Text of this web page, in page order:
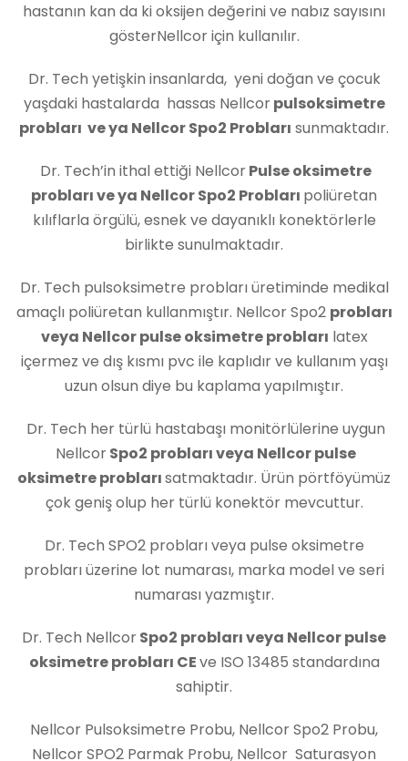
hastanın kan da ki oksijen değerini ve nabız sayısını
gösterNellcor için kullanılır.
Dr. Tech yetişkin insanlarda, yeni doğan ve çocuk
yaşdaki hastalarda hassas Nellcorpulsoksimetre
probları ve ya Nellcor Spo2 Probları sunmaktadır.
Dr. Tech’in ithal ettiği NellcorPulse oksimetre
probları ve ya Nellcor Spo2 Probları poliüretan
kılıflarla örgülü, esnek ve dayanıklı konektörlerle
birlikte sunulmaktadır.
Dr. Tech pulsoksimetre probları üretiminde medikal
amaçlı poliüretan kullanmıştır. Nellcor Spo2 probları
veya Nellcor pulse oksimetre probları latex
içermez ve dış kısmı pvc ile kaplıdır ve kullanım yaşı
uzun olsun diye bu kaplama yapılmıştır.
Dr. Tech her türlü hastabaşı monitörlülerine uygun
NellcorSpo2 probları veya Nellcor pulse
oksimetre problarısatmaktadır. Ürün pörtföyümüz
çok geniş olup her türlü konektör mevcuttur.
Dr. Tech SPO2 probları veya pulse oksimetre
probları üzerine lot numarası, marka model ve seri
numarası yazmıştır.
Dr. Tech NellcorSpo2 probları veya Nellcor pulse
oksimetre probları CEve ISO 13485 standardına
sahiptir.
Nellcor Pulsoksimetre Probu, Nellcor Spo2 Probu,
Nellcor SPO2 Parmak Probu, Nellcor Saturasyon